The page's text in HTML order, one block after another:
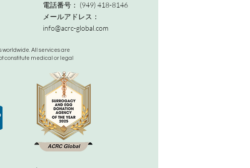
電話番号： (949) 418-8146
メールアドレス：
info@acrc-global.com
worldwide. All services are
constitute medical or legal